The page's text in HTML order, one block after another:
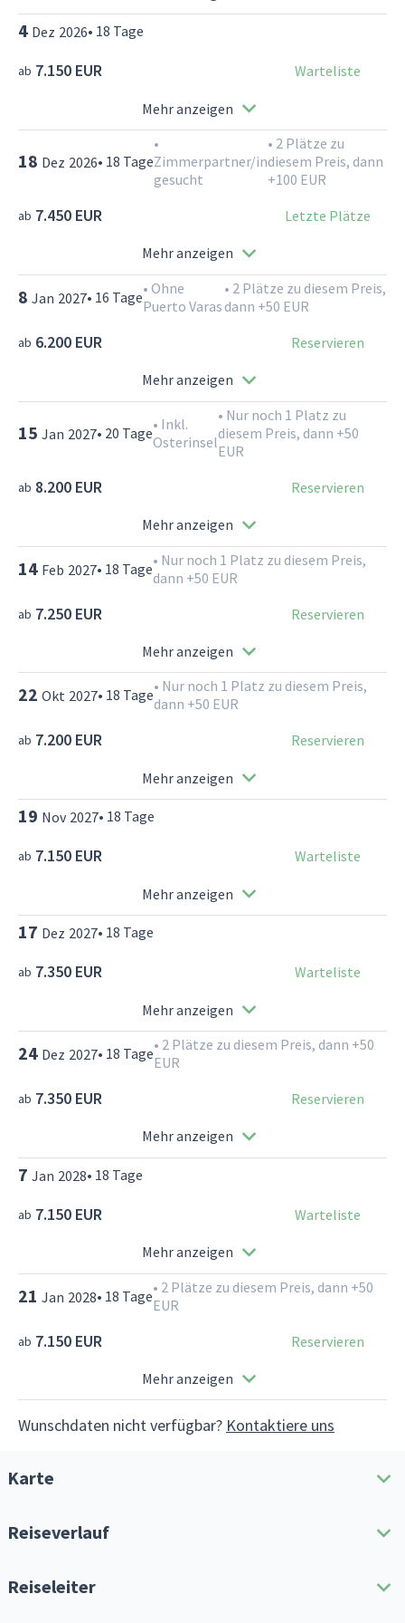
Karte
Reiseverlauf
Reiseroute herunterladen
Reiseleiter
4 Dez 2026• 18 Tage
ab 7.150 EUR Warteliste
Mehr anzeigen
18 Dez 2026• 18 Tage
•
Zimmerpartner/in
gesucht
• 2 Plätze zu
diesem Preis, dann
+100 EUR
ab 7.450 EUR Letzte Plätze
Mehr anzeigen
8 Jan 2027• 16 Tage• Ohne
Puerto Varas
• 2 Plätze zu diesem Preis,
dann +50 EUR
ab 6.200 EUR Reservieren
Mehr anzeigen
15 Jan 2027• 20 Tage• Inkl.
Osterinsel
• Nur noch 1 Platz zu
diesem Preis, dann +50
EUR
ab 8.200 EUR Reservieren
Mehr anzeigen
14 Feb 2027• 18 Tage• Nur noch 1 Platz zu diesem Preis,
dann +50 EUR
ab 7.250 EUR Reservieren
Mehr anzeigen
22 Okt 2027• 18 Tage• Nur noch 1 Platz zu diesem Preis,
dann +50 EUR
ab 7.200 EUR Reservieren
Mehr anzeigen
19 Nov 2027• 18 Tage
ab 7.150 EUR Warteliste
Mehr anzeigen
17 Dez 2027• 18 Tage
ab 7.350 EUR Warteliste
Mehr anzeigen
24 Dez 2027• 18 Tage• 2 Plätze zu diesem Preis, dann +50
EUR
ab 7.350 EUR Reservieren
Mehr anzeigen
7 Jan 2028• 18 Tage
ab 7.150 EUR Warteliste
Mehr anzeigen
21 Jan 2028• 18 Tage• 2 Plätze zu diesem Preis, dann +50
EUR
ab 7.150 EUR Reservieren
Mehr anzeigen
Wunschdaten nicht verfügbar? Kontaktiere uns